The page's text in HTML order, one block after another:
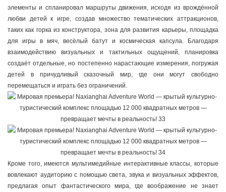
элементы и спланировал маршруты движения, исходя из врождённой
любви детей к игре, создав множество тематических аттракционов,
таких как горка из конструктора, зона для развития карьеры, площадка
для игры в мяч, весёлый батут и космическая капсула. Благодаря
взаимодействию визуальных и тактильных ощущений, планировка
создаёт отдельные, но постепенно нарастающие измерения, погружая
детей в причудливый сказочный мир, где они могут свободно
перемещаться и играть без ограничений.
Кроме того, имеются мультимедийные интерактивные классы, которые
вовлекают аудиторию с помощью света, звука и визуальных эффектов,
предлагая опыт фантастического мира, где воображение не знает